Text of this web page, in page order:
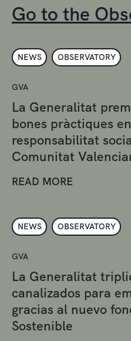
Go to the
NEWS OBSERVATORY
GVA
La Generalitat
bones pràctiques
responsabilitat
Comunitat
READ MORE
NEWS OBSERVATORY
GVA
La Generalitat
canalizados para
gracias al nuevo
Sostenible